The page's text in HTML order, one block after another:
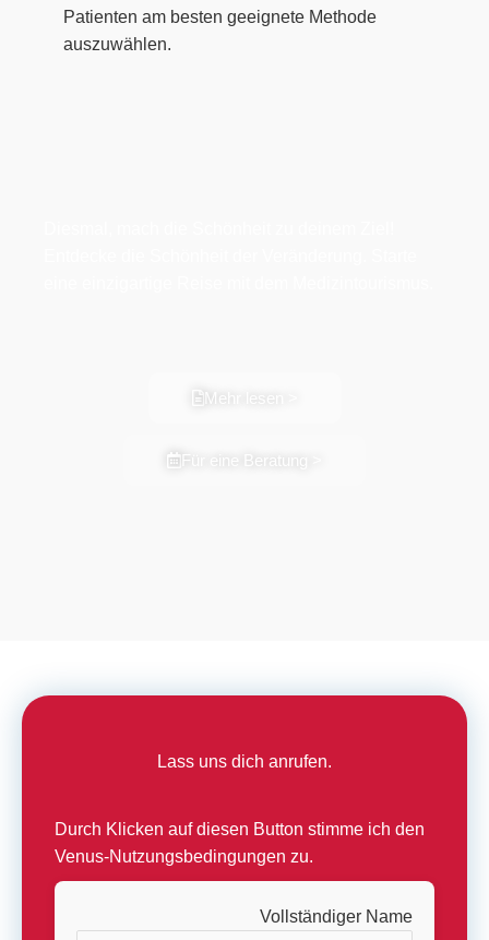
Patienten am besten geeignete Methode
auszuwählen.
Mehr lesen >
Für eine Beratung >
Lass uns dich anrufen.
Durch Klicken auf diesen Button stimme ich den
Venus-Nutzungsbedingungen zu.
Vollständiger Name